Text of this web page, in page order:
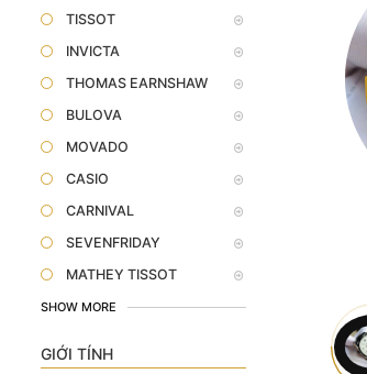
TISSOT
INVICTA
THOMAS EARNSHAW
BULOVA
MOVADO
CASIO
CARNIVAL
SEVENFRIDAY
MATHEY TISSOT
SHOW MORE
GIỚI TÍNH